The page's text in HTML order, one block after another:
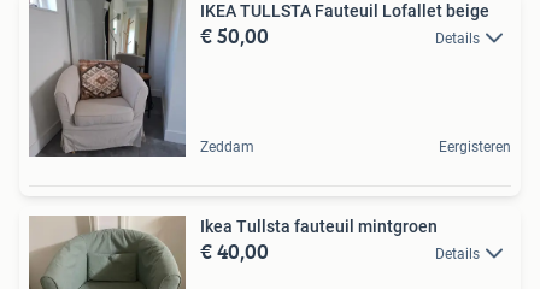
IKEA TULLSTA Fauteuil Lofallet beige
€ 50,00 Details
Zeddam Eergisteren
Ikea Tullsta fauteuil mintgroen
€ 40,00 Details